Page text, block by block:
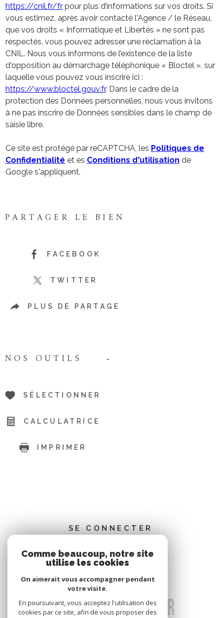
https://cnil.fr/fr pour plus d’informations sur vos droits. Si
vous estimez, après avoir contacté l'Agence / le Réseau,
que vos droits « Informatique et Libertés » ne sont pas
respectés, vous pouvez adresser une réclamation à la
CNIL. Nous vous informons de l’existence de la liste
d'opposition au démarchage téléphonique « Bloctel », sur
laquelle vous pouvez vous inscrire ici :
https://www.bloctel.gouv.fr. Dans le cadre de la
protection des Données personnelles, nous vous invitons
à ne pas inscrire de Données sensibles dans le champ de
saisie libre.
Ce site est protégé par reCAPTCHA, les Politiques de
Confidentialité et es Conditions d'utilisation de
Google s'appliquent.
PARTAGER LE BIEN
FACEBOOK
TWITTER
PLUS DE PARTAGE
NOS OUTILS
SÉLECTIONNER
CALCULATRICE
IMPRIMER
SE CONNECTER
ESPACE PROPRIÉTAIRE
Comme beaucoup, notre site
utilise les cookies
On aimerait vous accompagner pendant
votre visite.
En poursuivant, vous acceptez l'utilisation des
cookies par ce site, afin de vous proposer des